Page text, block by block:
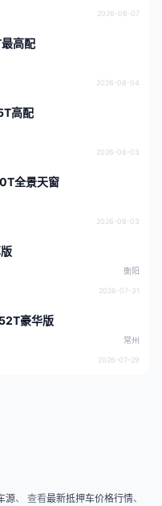
2026-08-07
高配
2026-08-04
高配
2026-08-03
全景天窗
2026-08-03
衡阳
2026-07-31
豪华版
常州
2026-07-29
源、 查看最新抵押车价格行情、